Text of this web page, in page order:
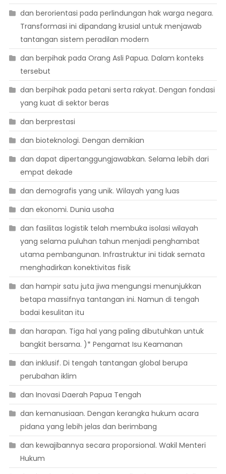
dan berorientasi pada perlindungan hak warga negara.
Transformasi ini dipandang krusial untuk menjawab
tantangan sistem peradilan modern
dan berpihak pada Orang Asli Papua. Dalam konteks
tersebut
dan berpihak pada petani serta rakyat. Dengan fondasi
yang kuat di sektor beras
dan berprestasi
dan bioteknologi. Dengan demikian
dan dapat dipertanggungjawabkan. Selama lebih dari
empat dekade
dan demografis yang unik. Wilayah yang luas
dan ekonomi. Dunia usaha
dan fasilitas logistik telah membuka isolasi wilayah
yang selama puluhan tahun menjadi penghambat
utama pembangunan. Infrastruktur ini tidak semata
menghadirkan konektivitas fisik
dan hampir satu juta jiwa mengungsi menunjukkan
betapa massifnya tantangan ini. Namun di tengah
badai kesulitan itu
dan harapan. Tiga hal yang paling dibutuhkan untuk
bangkit bersama. )* Pengamat Isu Keamanan
dan inklusif. Di tengah tantangan global berupa
perubahan iklim
dan Inovasi Daerah Papua Tengah
dan kemanusiaan. Dengan kerangka hukum acara
pidana yang lebih jelas dan berimbang
dan kewajibannya secara proporsional. Wakil Menteri
Hukum